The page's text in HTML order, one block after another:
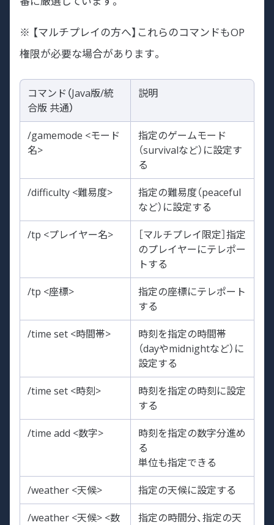
※ 【マルチプレイの方へ】これらのコマンドもOP
権限が必要な場合があります。
コマンド（Java版/統
合版 共通）
説明
/gamemode <モード
名>
指定のゲームモード
（survivalなど）に設定す
る
/difficulty <難易度>
指定の難易度（peaceful
など）に設定する
/tp <プレイヤー名>
［マルチプレイ限定］指定
のプレイヤーにテレポー
トする
/tp <座標>
指定の座標にテレポート
する
/time set <時間帯>
時刻を指定の時間帯
（dayやmidnightなど）に
設定する
/time set <時刻>
時刻を指定の時刻に設定
する
/time add <数字>
時刻を指定の数字分進め
る
単位も指定できる
/weather <天候> 指定の天候に設定する
/weather <天候> <数
指定の時間分、指定の天